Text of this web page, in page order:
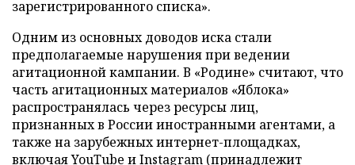
зарегистрированного списка».
Одним из основных доводов иска стали
предполагаемые нарушения при ведении
агитационной кампании. В «Родине» считают, что
часть агитационных материалов «Яблока»
распространялась через ресурсы лиц,
признанных в России иностранными агентами, а
также на зарубежных интернет-площадках,
включая YouTube и Instagram (принадлежит